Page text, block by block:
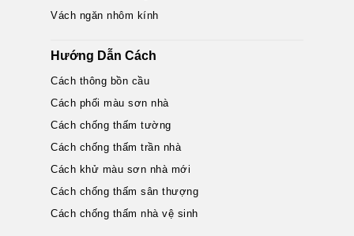
Vách ngăn nhôm kính
Hướng Dẫn Cách
Cách thông bồn cầu
Cách phối màu sơn nhà
Cách chống thấm tường
Cách chống thấm trần nhà
Cách khử màu sơn nhà mới
Cách chống thấm sân thượng
Cách chống thấm nhà vệ sinh